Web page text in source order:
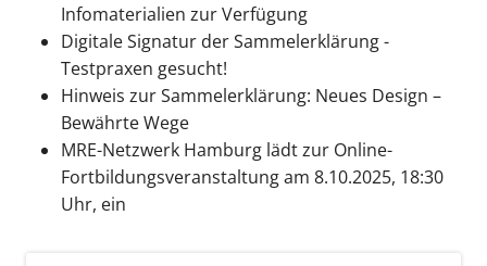
Infomaterialien zur Verfügung
Digitale Signatur der Sammelerklärung -
Testpraxen gesucht!
Hinweis zur Sammelerklärung: Neues Design –
Bewährte Wege
MRE-Netzwerk Hamburg lädt zur Online-
Fortbildungsveranstaltung am 8.10.2025, 18:30
Uhr, ein